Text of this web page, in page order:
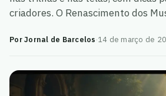
criadores. O Renascimento dos
Por Jornal de Barcelos·14 de março de